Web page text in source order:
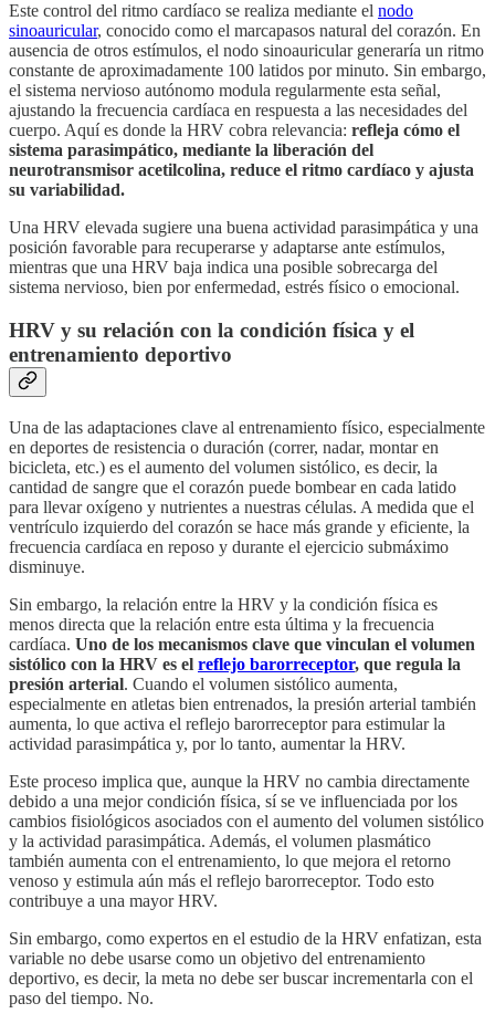
Este control del ritmo cardíaco se realiza mediante el nodo
sinoauricular, conocido como el marcapasos natural del corazón. En
ausencia de otros estímulos, el nodo sinoauricular generaría un ritmo
constante de aproximadamente 100 latidos por minuto. Sin embargo,
el sistema nervioso autónomo modula regularmente esta señal,
ajustando la frecuencia cardíaca en respuesta a las necesidades del
cuerpo. Aquí es donde la HRV cobra relevancia: refleja cómo el
sistema parasimpático, mediante la liberación del
neurotransmisor acetilcolina, reduce el ritmo cardíaco y ajusta
su variabilidad.
Una HRV elevada sugiere una buena actividad parasimpática y una
posición favorable para recuperarse y adaptarse ante estímulos,
mientras que una HRV baja indica una posible sobrecarga del
sistema nervioso, bien por enfermedad, estrés físico o emocional.
HRV y su relación con la condición física y el
entrenamiento deportivo
Una de las adaptaciones clave al entrenamiento físico, especialmente
en deportes de resistencia o duración (correr, nadar, montar en
bicicleta, etc.) es el aumento del volumen sistólico, es decir, la
cantidad de sangre que el corazón puede bombear en cada latido
para llevar oxígeno y nutrientes a nuestras células. A medida que el
ventrículo izquierdo del corazón se hace más grande y eficiente, la
frecuencia cardíaca en reposo y durante el ejercicio submáximo
disminuye.
Sin embargo, la relación entre la HRV y la condición física es
menos directa que la relación entre esta última y la frecuencia
cardíaca. Uno de los mecanismos clave que vinculan el volumen
sistólico con la HRV es el reflejo barorreceptor, que regula la
presión arterial. Cuando el volumen sistólico aumenta,
especialmente en atletas bien entrenados, la presión arterial también
aumenta, lo que activa el reflejo barorreceptor para estimular la
actividad parasimpática y, por lo tanto, aumentar la HRV.
Este proceso implica que, aunque la HRV no cambia directamente
debido a una mejor condición física, sí se ve influenciada por los
cambios fisiológicos asociados con el aumento del volumen sistólico
y la actividad parasimpática. Además, el volumen plasmático
también aumenta con el entrenamiento, lo que mejora el retorno
venoso y estimula aún más el reflejo barorreceptor. Todo esto
contribuye a una mayor HRV.
Sin embargo, como expertos en el estudio de la HRV enfatizan, esta
variable no debe usarse como un objetivo del entrenamiento
deportivo, es decir, la meta no debe ser buscar incrementarla con el
paso del tiempo. No.